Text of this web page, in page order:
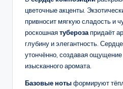
цветочные акценты.
привносит мягкую сладость и
роскошнаятуберозапридаёт
глубину и элегантность.
утончённо, создавая
изысканного аромата.
Базовые нотыформируют